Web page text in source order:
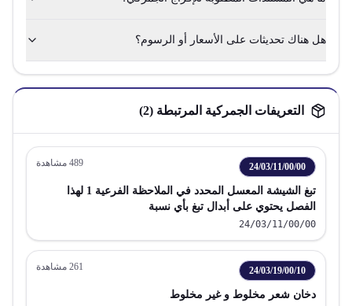
هل هناك تحديثات على الأسعار أو الرسوم؟
التعريفات الجمركية المرتبطة (2
)
24/03/11/00/00
489 مشاهدة
تبغ الشيشة المعسل المحدد في الملاحظة الفرعية 1 لهذا
الفصل يحتوي على أبدال تبغ بأي نسبة
24/03/11/00/00
24/03/19/00/10
261 مشاهدة
دخان شعر مخلوط و غير مخلوط